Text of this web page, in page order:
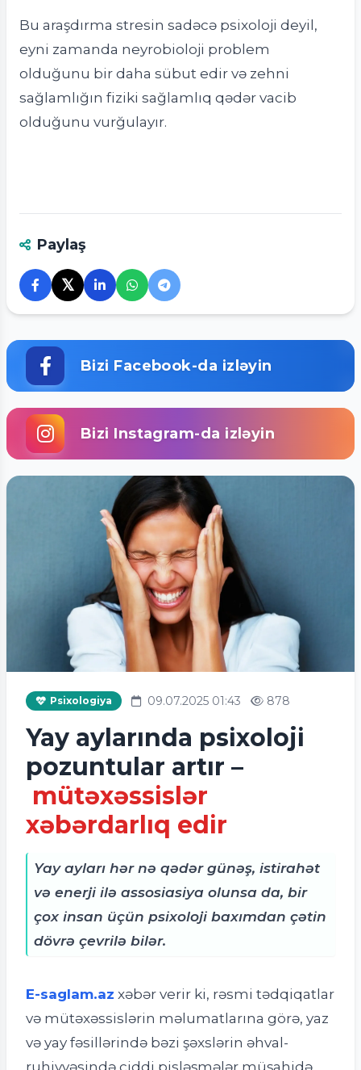
Bu araşdırma stresin sadəcə psixoloji deyil,
eyni zamanda neyrobioloji problem
olduğunu bir daha sübut edir və zehni
sağlamlığın fiziki sağlamlıq qədər vacib
olduğunu vurğulayır.
Paylaş
𝕏
Bizi Facebook-da izləyin
Bizi Instagram-da izləyin
Psixologiya 09.07.2025 01:43 878
Yay aylarında psixoloji
pozuntular artır –
mütəxəssislər
xəbərdarlıq edir
Yay ayları hər nə qədər günəş, istirahət
və enerji ilə assosiasiya olunsa da, bir
çox insan üçün psixoloji baxımdan çətin
dövrə çevrilə bilər.
E-saglam.az xəbər verir ki, rəsmi tədqiqatlar
və mütəxəssislərin məlumatlarına görə, yaz
və yay fəsillərində bəzi şəxslərin əhval-
ruhiyyəsində ciddi pisləşmələr müşahidə